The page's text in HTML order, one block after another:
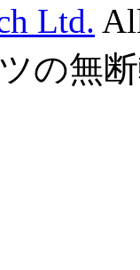
Ltd.
の無